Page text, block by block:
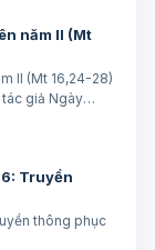
năm II (Mt
II (Mt 16,24-28)
giả Ngày
Truyền
thông phục